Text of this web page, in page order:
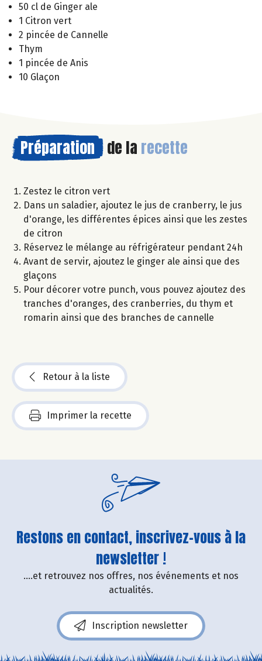
50 cl de Ginger ale
1 Citron vert
2 pincée de Cannelle
Thym
1 pincée de Anis
10 Glaçon
Préparation de la recette
Zestez le citron vert
Dans un saladier, ajoutez le jus de cranberry, le jus
d'orange, les différentes épices ainsi que les zestes
de citron
Réservez le mélange au réfrigérateur pendant 24h
Avant de servir, ajoutez le ginger ale ainsi que des
glaçons
Pour décorer votre punch, vous pouvez ajoutez des
tranches d'oranges, des cranberries, du thym et
romarin ainsi que des branches de cannelle
Retour à la liste
Imprimer la recette
Restons en contact, inscrivez-vous à la
newsletter !
....et retrouvez nos offres, nos événements et nos
actualités.
Inscription newsletter